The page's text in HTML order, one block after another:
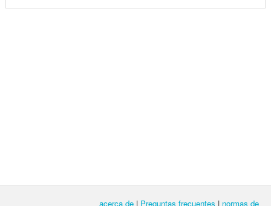
acerca de | Preguntas frecuentes | normas de